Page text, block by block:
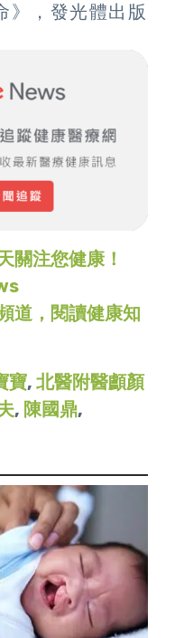
》，發光體出版
關注您健康！
道，閱讀健康知
寶, 北醫附醫顱顏
, 陳國鼎,